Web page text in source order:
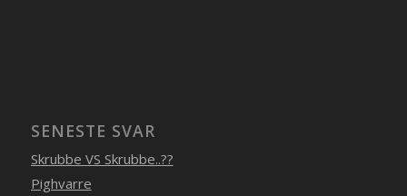
SENESTE SVAR
Skrubbe VS Skrubbe..??
Pighvarre